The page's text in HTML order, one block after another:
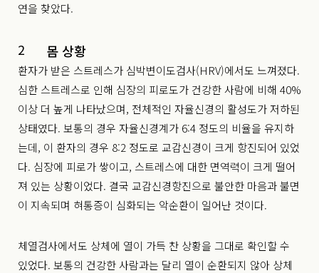
연을 찾았다.
2 몸 상황
환자가 받은 스트레스가 심박변이도검사(HRV)에서도 느껴졌다.
심한 스트레스로 인해 심장의 피로도가 건강한 사람에 비해 40%
이상 더 높게 나타났으며, 전체적인 자율신경의 활성도가 저하된
상태였다. 보통의 경우 자율신경계가 6:4 정도의 비율을 유지하
는데, 이 환자의 경우 8:2 정도로 교감신경이 크게 항진되어 있었
다. 심장에 피로가 쌓이고, 스트레스에 대한 면역력이 크게 떨어
져 있는 상황이었다. 결국 교감신경항진으로 불안한 마음과 불면
이 지속되며 혀통증이 심화되는 악순환이 일어난 것이다.
체열검사에서도 상체에 열이 가득 찬 상황을 그대로 확인할 수
있었다. 보통의 건강한 사람과는 달리 열이 순환되지 않아 상체